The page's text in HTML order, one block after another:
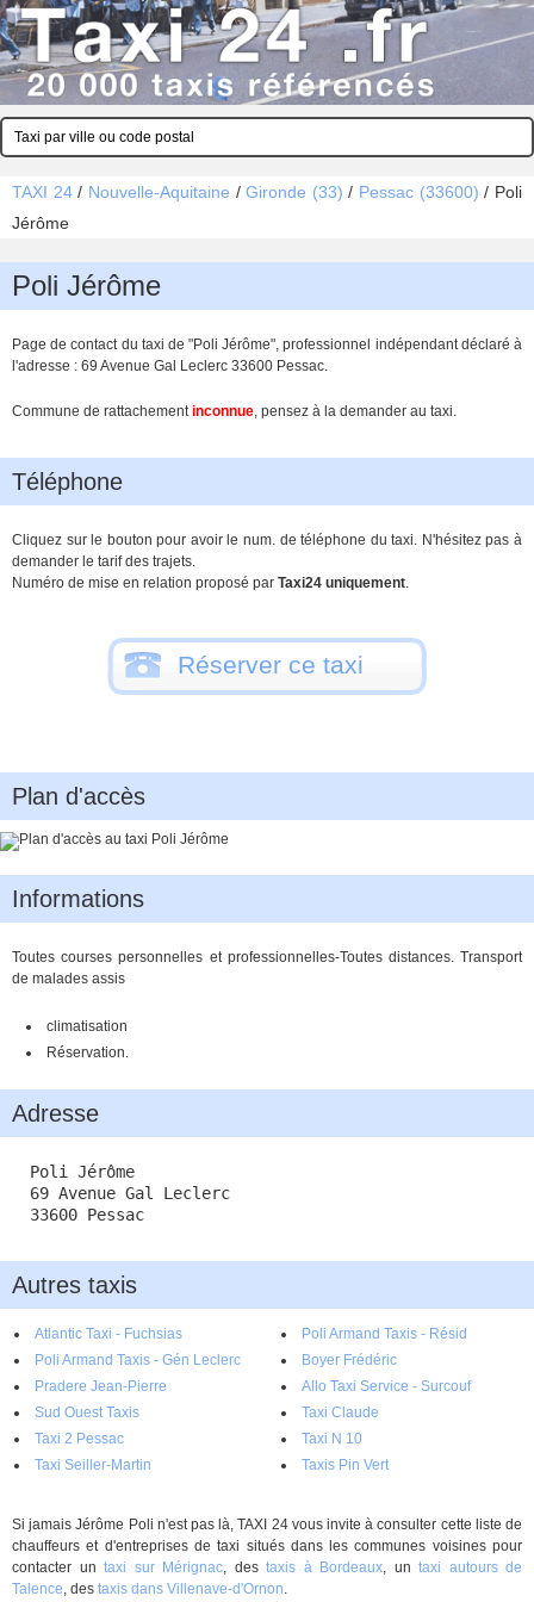
TAXI 24/ Nouvelle-Aquitaine /Gironde (33) / Pessac (33600) / Poli
Jérôme
Poli Jérôme
Page de contact du taxi de "Poli Jérôme", professionnel indépendant déclaré à
l'adresse : 69 Avenue Gal Leclerc 33600 Pessac.
Commune de rattachementinconnue, pensez à la demander au taxi.
Téléphone
Cliquez sur le bouton pour avoir le num. de téléphone du taxi. N'hésitez pas à
demander le tarif des trajets.
Numéro de mise en relation proposé par Taxi24 uniquement.
Réserver ce taxi
Plan d'accès
Informations
Toutes courses personnelles et professionnelles-Toutes distances. Transport
de malades assis
climatisation
Réservation.
Adresse
Poli Jérôme
69 Avenue Gal Leclerc
33600 Pessac
Autres taxis
Atlantic Taxi - Fuchsias
Poli Armand Taxis - Résid
Clémentines
Poli Armand Taxis - Gén Leclerc
Boyer Frédéric
Pradere Jean-Pierre
Allo Taxi Service - Surcouf
Sud Ouest Taxis
Taxi Claude
Taxi 2 Pessac
Taxi N 10
Taxi Seiller-Martin
Taxis Pin Vert
Si jamais Jérôme Poli n'est pas là, TAXI 24 vous invite à consulter cette liste de
chauffeurs et d'entreprises de taxi situés dans les communes voisines pour
contacter un taxi sur Mérignac, des taxis à Bordeaux, un taxi autours de
Talence, des taxis dans Villenave-d'Ornon.